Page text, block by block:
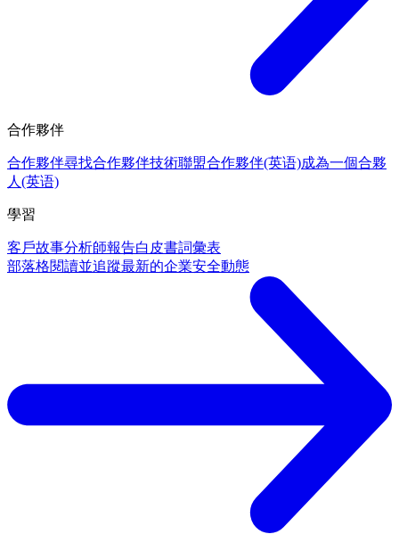
合作夥伴
合作夥伴尋找合作夥伴技術聯盟合作夥伴(英语)成為一個合夥
人(英语)
學習
客戶故事分析師報告白皮書詞彙表
部落格閱讀並追蹤最新的企業安全動態